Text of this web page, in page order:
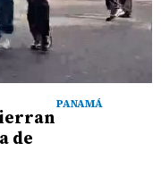
PANAMÁ
de